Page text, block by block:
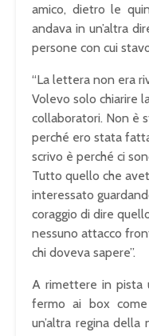
amico, dietro le
andava in un’altra
persone con cui
“La lettera non era
Volevo solo chiarire
collaboratori. Non è
perché ero stata
scrivo è perché ci
Tutto quello che
interessato
coraggio di dire
nessuno attacco
chi doveva sapere”.
A rimettere in pista
fermo ai box come
un’altra regina